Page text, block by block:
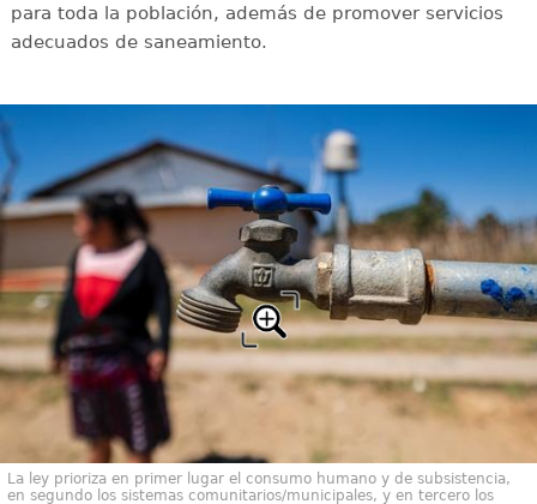
para toda la población, además de promover servicios
adecuados de saneamiento.
La ley prioriza en primer lugar el consumo humano y de subsistencia,
en segundo los sistemas comunitarios/municipales, y en tercero los